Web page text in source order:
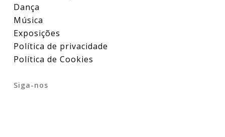
Dança
Música
Exposições
Política de privacidade
Política de Cookies
Siga-nos